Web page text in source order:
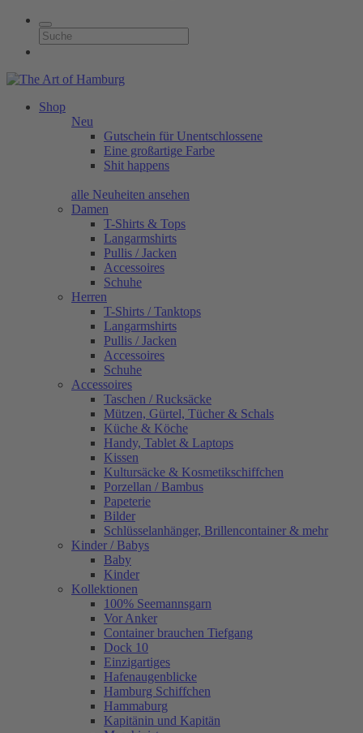
Shop
Neu
Gutschein für Unentschlossene
Eine großartige Farbe
Shit happens
alle Neuheiten ansehen
Damen
T-Shirts & Tops
Langarmshirts
Pullis / Jacken
Accessoires
Schuhe
Herren
T-Shirts / Tanktops
Langarmshirts
Pullis / Jacken
Accessoires
Schuhe
Accessoires
Taschen / Rucksäcke
Mützen, Gürtel, Tücher & Schals
Küche & Köche
Handy, Tablet & Laptops
Kissen
Kultursäcke & Kosmetikschiffchen
Porzellan / Bambus
Papeterie
Bilder
Schlüsselanhänger, Brillencontainer & mehr
Kinder / Babys
Baby
Kinder
Kollektionen
100% Seemannsgarn
Vor Anker
Container brauchen Tiefgang
Dock 10
Einzigartiges
Hafenaugen­blicke
Hamburg Schiffchen
Hammaburg
Kapitänin und Kapitän